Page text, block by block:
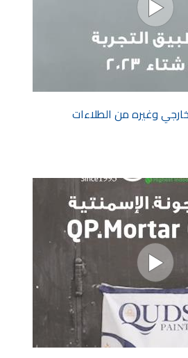
وغيره من الطلاءات